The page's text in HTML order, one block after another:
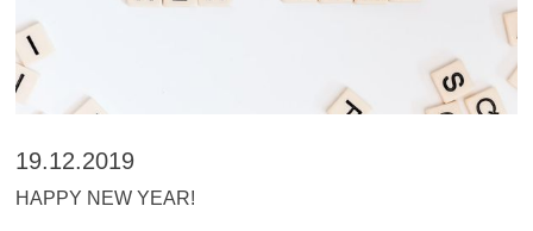
19.12.2019
HAPPY NEW YEAR!